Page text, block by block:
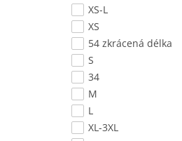
XS-L
XS
54 zkrácená délka
S
34
M
L
XL-3XL